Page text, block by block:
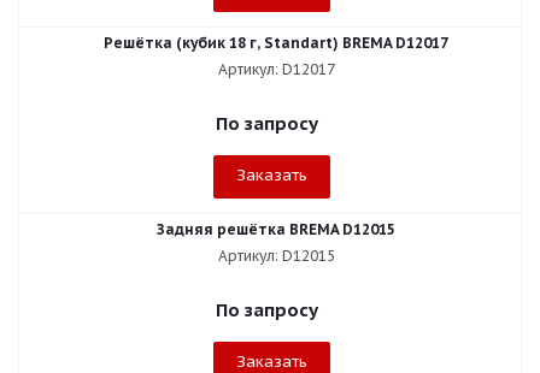
Решётка (кубик 18 г, Standart) BREMA D12017
Артикул: D12017
По запросу
Заказать
Задняя решётка BREMA D12015
Артикул: D12015
По запросу
Заказать